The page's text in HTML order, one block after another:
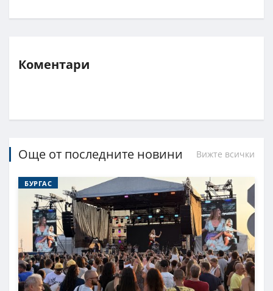
Коментари
Още от последните новини Вижте всички
БУРГАС